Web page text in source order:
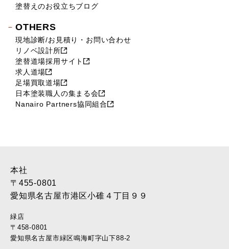
塗替えのお役立ちブログ
OTHERS
現地診断/お見積り・お問い合わせ
リノベ設計所
塗替道場採用サイト
求人道場
足場買取道場
日本塗装職人の集まる会
Nanairo Partners協同組合
本社
〒455-0801
愛知県名古屋市港区小碓４丁目９９
緑店
〒458-0801
愛知県名古屋市緑区鳴海町字山下88-2